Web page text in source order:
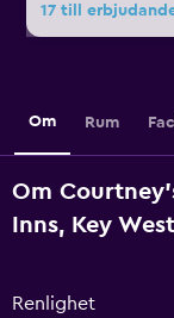
Om Rum
Om
Inns, Key West
Renlighet